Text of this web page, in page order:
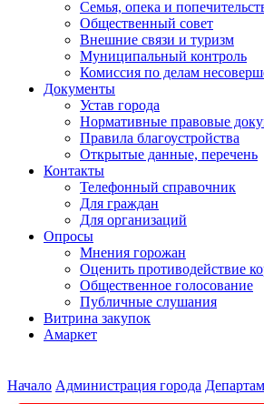
Семья, опека и
Общественный совет
Внешние связи и туризм
Муниципальный контроль
Комиссия по делам
Документы
Устав города
Нормативные правовые
Правила благоустройства
Открытые данные, перечень
Контакты
Телефонный справочник
Для граждан
Для организаций
Опросы
Мнения горожан
Оценить противодействие
Общественное голосование
Публичные слушания
Витрина закупок
Амаркет
Начало Администрация города